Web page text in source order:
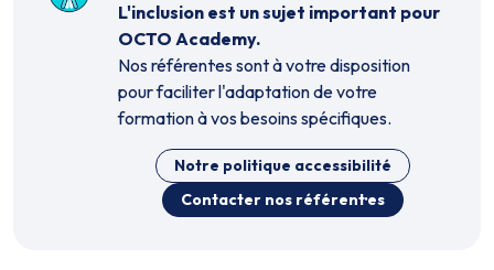
L'inclusion est un sujet important pour
OCTO Academy.
Nos référent·es sont à votre disposition
pour faciliter l'adaptation de votre
formation à vos besoins spécifiques.
Notre politique accessibilité
Contacter nos référent·es